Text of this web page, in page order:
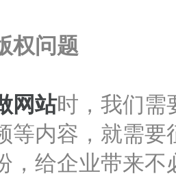
权问题
网站时，我们需
等内容，就需
，给企业带来不